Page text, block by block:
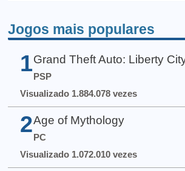
Jogos mais populares
1 Grand Theft Auto: Liberty
PSP
Visualizado 1.884.078 vezes
2 Age of Mythology
PC
Visualizado 1.072.010 vezes